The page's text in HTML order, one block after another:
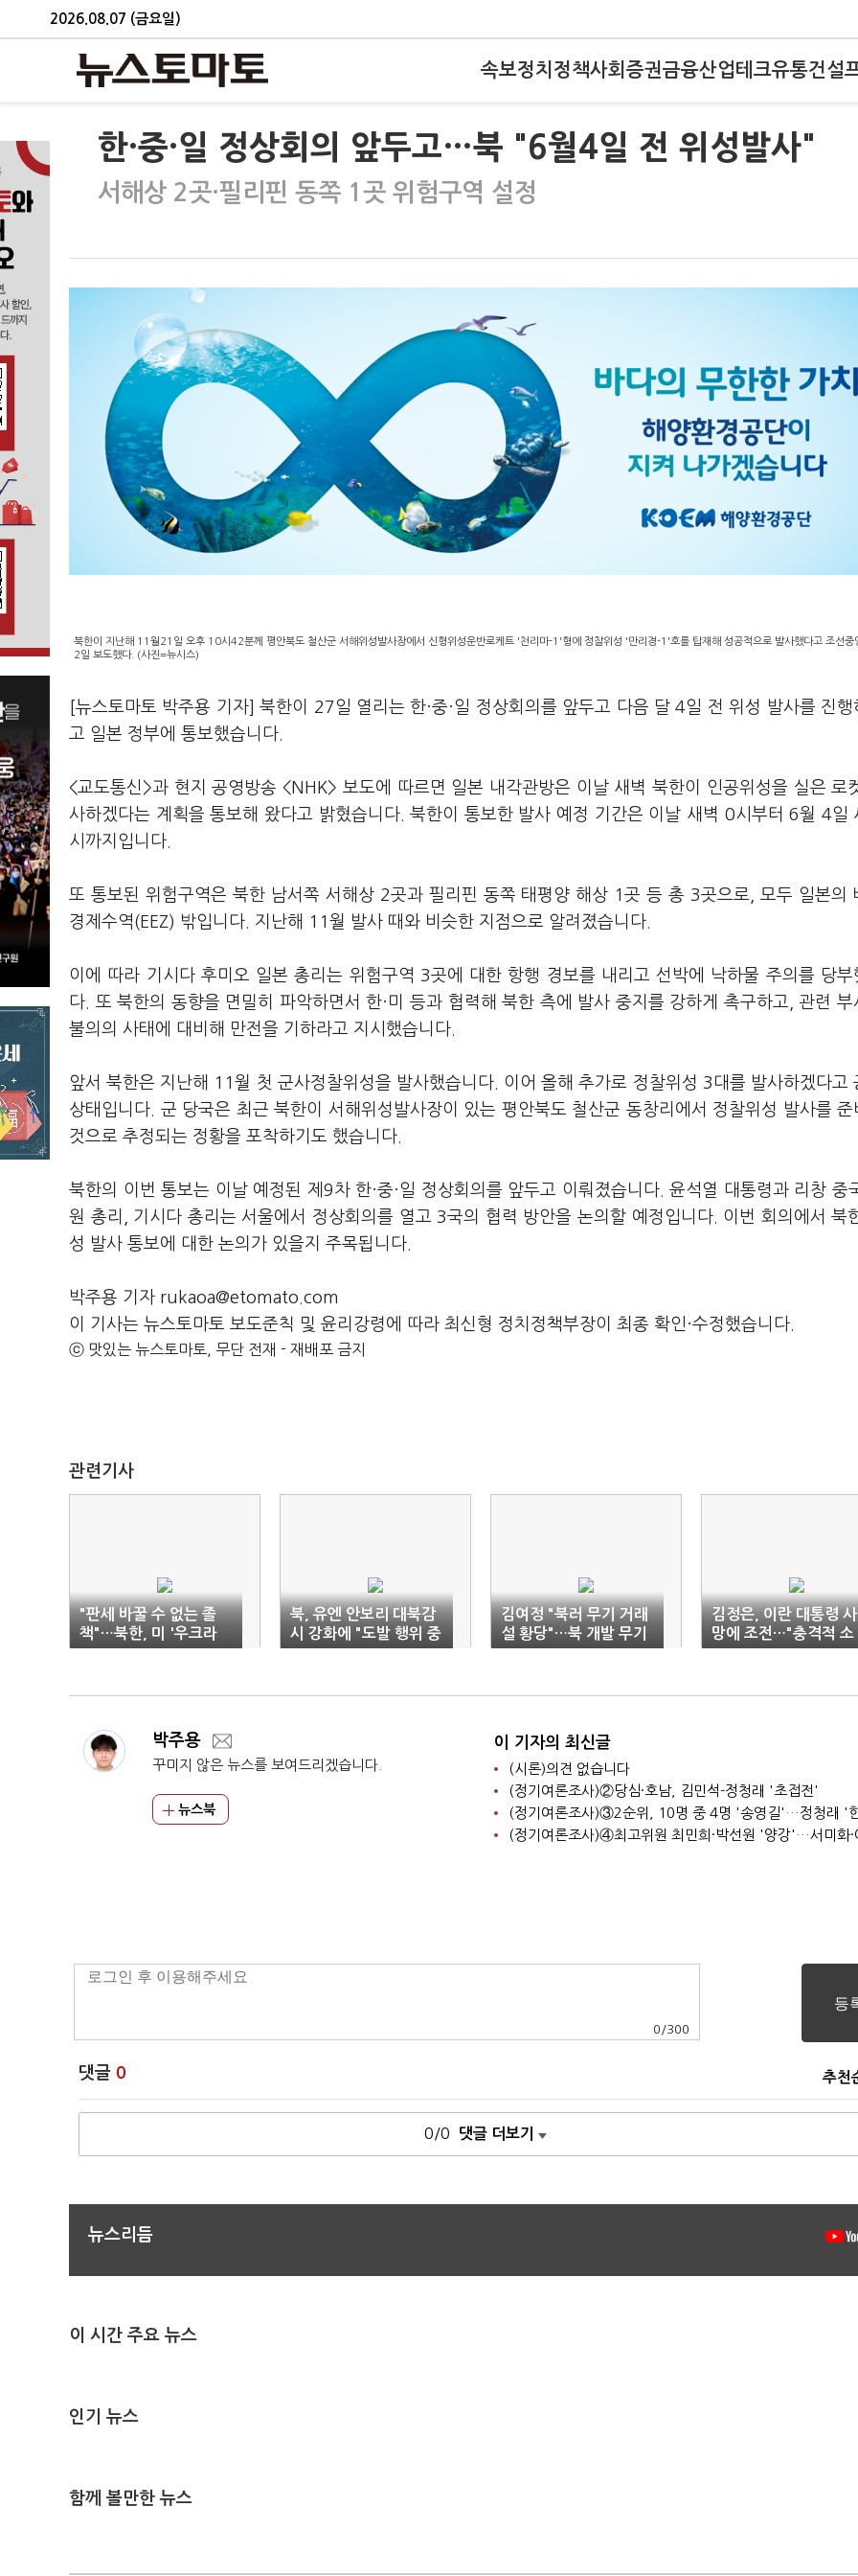
2026.08.07 (금요일)
속보정치 정책사회 증권금융산업테크유통건설
한·중·일 정상회의 앞두고…북 "6월4일 전 위성발사"
서해상 2곳·필리핀 동쪽 1곳 위험구역 설정
북한이 지난해 11월21일 오후 10시42분께 평안북도 철산군 서해위성발사장에서 신형위성운반로케트 '천리마-1'형에 정찰위성 '만리경-1'호를 탑재해 성공적으로 발사했다고 조선중
2일 보도했다. (사진=뉴시스)
[뉴스토마토 박주용 기자] 북한이 27일 열리는 한·중·일 정상회의를 앞두고 다음 달 4일 전 위성 발사를 진행
고 일본 정부에 통보했습니다.
<교도통신>과 현지 공영방송 <NHK> 보도에 따르면 일본 내각관방은 이날 새벽 북한이 인공위성을 실은 로
사하겠다는 계획을 통보해 왔다고 밝혔습니다. 북한이 통보한 발사 예정 기간은 이날 새벽 0시부터 6월 4일
시까지입니다.
또 통보된 위험구역은 북한 남서쪽 서해상 2곳과 필리핀 동쪽 태평양 해상 1곳 등 총 3곳으로, 모두 일본의
경제수역(EEZ) 밖입니다. 지난해 11월 발사 때와 비슷한 지점으로 알려졌습니다.
이에 따라 기시다 후미오 일본 총리는 위험구역 3곳에 대한 항행 경보를 내리고 선박에 낙하물 주의를 당부
다. 또 북한의 동향을 면밀히 파악하면서 한·미 등과 협력해 북한 측에 발사 중지를 강하게 촉구하고, 관련 부
불의의 사태에 대비해 만전을 기하라고 지시했습니다.
앞서 북한은 지난해 11월 첫 군사정찰위성을 발사했습니다. 이어 올해 추가로 정찰위성 3대를 발사하겠다고
상태입니다. 군 당국은 최근 북한이 서해위성발사장이 있는 평안북도 철산군 동창리에서 정찰위성 발사를 준
것으로 추정되는 정황을 포착하기도 했습니다.
북한의 이번 통보는 이날 예정된 제9차 한·중·일 정상회의를 앞두고 이뤄졌습니다. 윤석열 대통령과 리창 중
원 총리, 기시다 총리는 서울에서 정상회의를 열고 3국의 협력 방안을 논의할 예정입니다. 이번 회의에서 북
성 발사 통보에 대한 논의가 있을지 주목됩니다.
박주용 기자 rukaoa@etomato.com
이 기사는 뉴스토마토 보도준칙 및 윤리강령에 따라 최신형 정치정책부장이 최종 확인·수정했습니다.
ⓒ 맛있는 뉴스토마토, 무단 전재 - 재배포 금지
관련기사
"판세 바꿀 수 없는 졸
책"…북한, 미 '우크라
에이태큼스' 지원 비난
북, 유엔 안보리 대북감
시 강화에 "도발 행위 중
지하라"
김여정 "북러 무기 거래
설 황당"…북 개발 무기
'대남용' 강조
김정은, 이란 대통령 사
망에 조전…"충격적 소
식·심심한 애도"
박주용
꾸미지 않은 뉴스를 보여드리겠습니다.
뉴스북
이 기자의 최신글
(시론)의견 없습니다
(정기여론조사)②당심·호남, 김민석-정청래 '초접전'
0 /300
댓글 0 추천
0/0 댓글 더보기
뉴스리듬
이 시간 주요 뉴스
인기 뉴스
함께 볼만한 뉴스